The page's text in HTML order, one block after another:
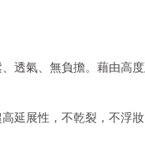
透氣、無負擔。藉由高
延展性，不乾裂，不浮